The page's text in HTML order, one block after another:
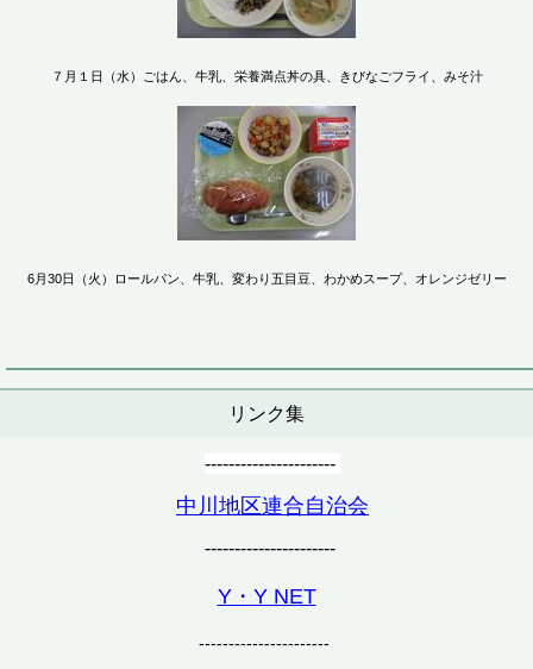
７月１日（水）ごはん、牛乳、栄養満点丼の具、きびなごフライ、みそ汁
6月30日（火）ロールパン、牛乳、変わり五目豆、わかめスープ、オレンジゼリー
リンク集
----------------------
中川地区連合自治会
----------------------
Y・Y NET
----------------------